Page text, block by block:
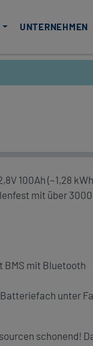
UNTERNEHMEN
100Ah (~1,28
mit über
BMS mit Bluetooth
unter
schonend!